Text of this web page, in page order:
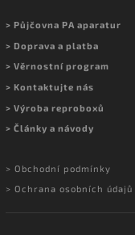
> Půjčovna PA aparatur
> Doprava a platba
> Věrnostní program
> Kontaktujte nás
> Výroba reproboxů
> Články a návody
> Obchodní podmínky
> Ochrana osobních údajů